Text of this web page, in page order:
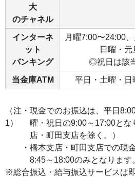
ュ
大
のチャネル
インターネ
ット
バンキング
月曜7:00〜24:00
日曜・
◎祝日は該
当金庫ATM 平日・土曜・日
（注
1）
・現金でのお振込は、平日
曜・祝日の9:00～17:00と
店・町田支店を除く。）
・橋本支店・町田支店での現
8:45～18:00のみとなります
※総合振込・給与振込サービスは